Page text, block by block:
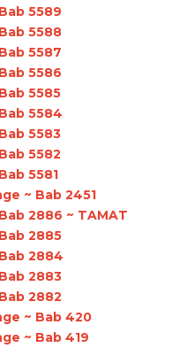
5589
5588
5587
5586
5585
5584
5583
5582
5581
~ Bab 2451
2886 ~ TAMAT
2885
2884
2883
2882
~ Bab 420
~ Bab 419